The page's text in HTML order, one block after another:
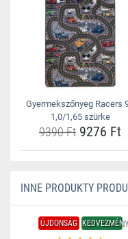
Gyermekszőnyeg Racers
1,0/1,65 szürke
9390 Ft 9276 Ft
INNE PRODUKTY
ÚJDONSÁG KEDVEZMÉNY